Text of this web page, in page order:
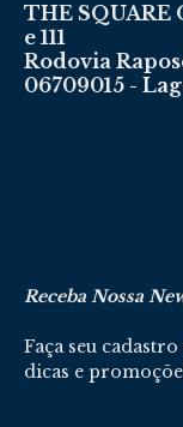
THE SQUARE
e 111
Rodovia
06709015 -
Receba Nossa
Faça seu
dicas e